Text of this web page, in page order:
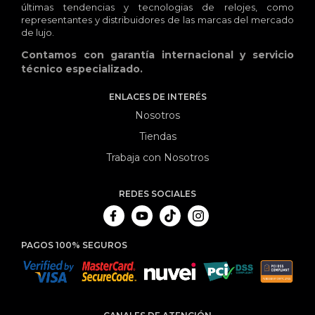
últimas tendencias y tecnologias de relojes, como
representantes y distribuidores de las marcas del mercado
de lujo.
Contamos con garantía internacional y servicio
técnico especializado.
ENLACES DE INTERÉS
Nosotros
Tiendas
Trabaja con Nosotros
REDES SOCIALES
PAGOS 100% SEGUROS